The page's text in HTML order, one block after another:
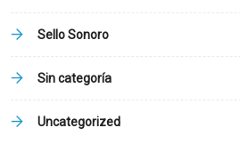
Sello Sonoro
Sin categoría
Uncategorized